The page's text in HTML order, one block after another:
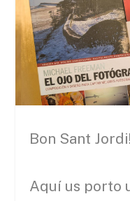
Bon Sant Jordi!
Aquí us porto